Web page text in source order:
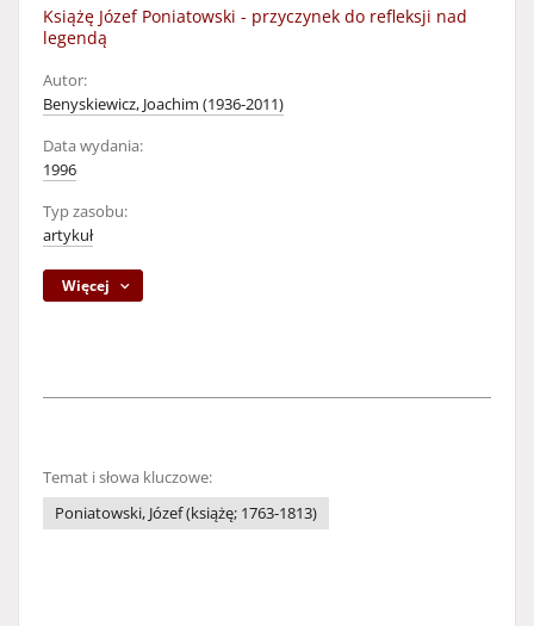
Książę Józef Poniatowski - przyczynek do refleksji nad
legendą
Autor:
Benyskiewicz, Joachim (1936-2011)
Data wydania:
1996
Typ zasobu:
artykuł
Więcej
Temat i słowa kluczowe:
Poniatowski, Józef (książę; 1763-1813)